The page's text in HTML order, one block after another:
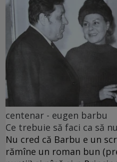
centenar - eugen barbu
Ce trebuie să faci ca să
Nu cred că Barbu e un
rămîne un roman bun